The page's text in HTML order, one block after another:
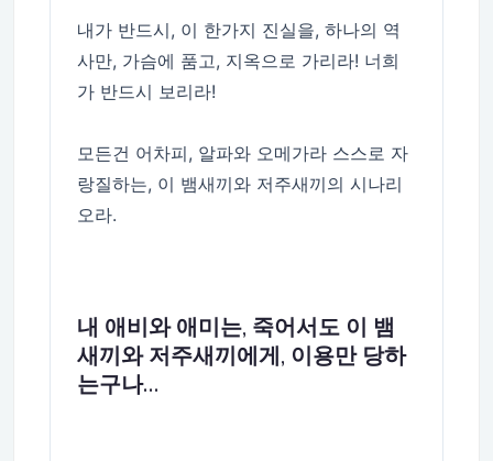
내가 반드시, 이 한가지 진실을, 하나의 역
사만, 가슴에 품고, 지옥으로 가리라! 너희
가 반드시 보리라!
모든건 어차피, 알파와 오메가라 스스로 자
랑질하는, 이 뱀새끼와 저주새끼의 시나리
오라.
내 애비와 애미는, 죽어서도 이 뱀
새끼와 저주새끼에게, 이용만 당하
는구나…